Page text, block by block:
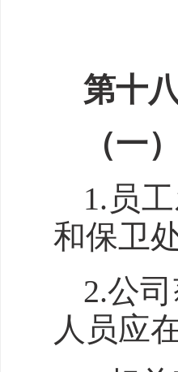
第十
（一
1.员
和保卫
2.公
人员应